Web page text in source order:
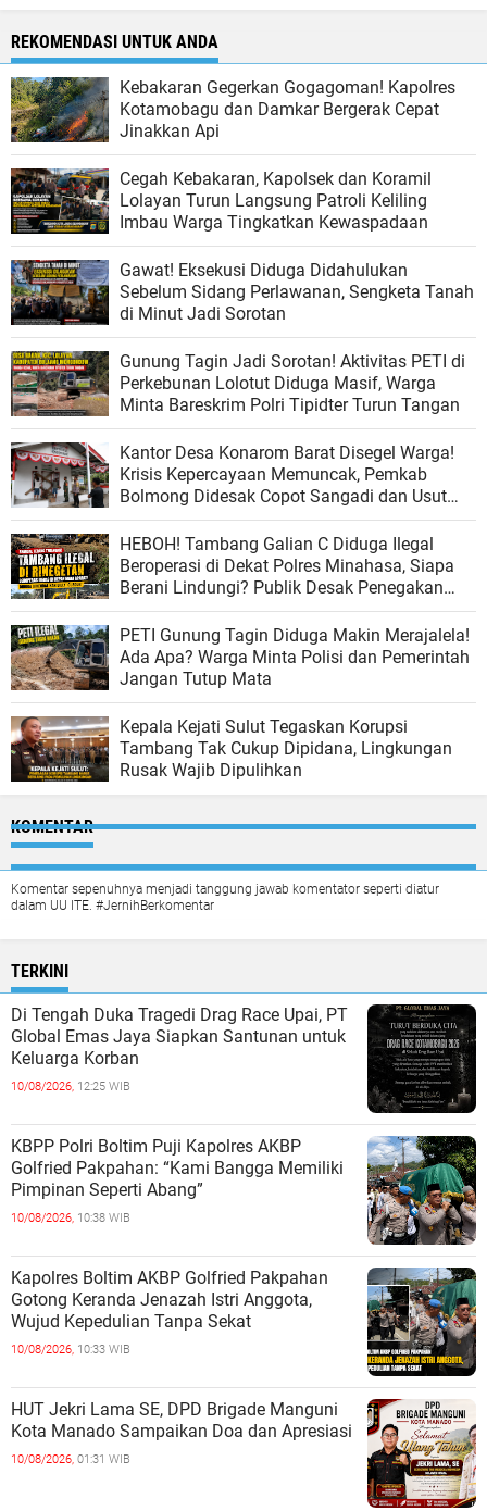
REKOMENDASI UNTUK ANDA
Kebakaran Gegerkan Gogagoman! Kapolres
Kotamobagu dan Damkar Bergerak Cepat
Jinakkan Api
Cegah Kebakaran, Kapolsek dan Koramil
Lolayan Turun Langsung Patroli Keliling
Imbau Warga Tingkatkan Kewaspadaan
Gawat! Eksekusi Diduga Didahulukan
Sebelum Sidang Perlawanan, Sengketa Tanah
di Minut Jadi Sorotan
Gunung Tagin Jadi Sorotan! Aktivitas PETI di
Perkebunan Lolotut Diduga Masif, Warga
Minta Bareskrim Polri Tipidter Turun Tangan
Kantor Desa Konarom Barat Disegel Warga!
Krisis Kepercayaan Memuncak, Pemkab
Bolmong Didesak Copot Sangadi dan Usut
Dugaan Penyalahgunaan Wewenang
HEBOH! Tambang Galian C Diduga Ilegal
Beroperasi di Dekat Polres Minahasa, Siapa
Berani Lindungi? Publik Desak Penegakan
Hukum Tanpa Tebang Pilih
PETI Gunung Tagin Diduga Makin Merajalela!
Ada Apa? Warga Minta Polisi dan Pemerintah
Jangan Tutup Mata
Kepala Kejati Sulut Tegaskan Korupsi
Tambang Tak Cukup Dipidana, Lingkungan
Rusak Wajib Dipulihkan
KOMENTAR
Komentar sepenuhnya menjadi tanggung jawab komentator seperti diatur
dalam UU ITE. #JernihBerkomentar
TERKINI
Di Tengah Duka Tragedi Drag Race Upai, PT
Global Emas Jaya Siapkan Santunan untuk
Keluarga Korban
10/08/2026, 12:25 WIB
KBPP Polri Boltim Puji Kapolres AKBP
Golfried Pakpahan: “Kami Bangga Memiliki
Pimpinan Seperti Abang”
10/08/2026, 10:38 WIB
Kapolres Boltim AKBP Golfried Pakpahan
Gotong Keranda Jenazah Istri Anggota,
Wujud Kepedulian Tanpa Sekat
10/08/2026, 10:33 WIB
HUT Jekri Lama SE, DPD Brigade Manguni
Kota Manado Sampaikan Doa dan Apresiasi
10/08/2026, 01:31 WIB